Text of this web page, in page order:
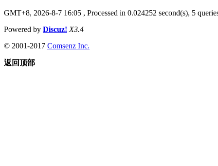
GMT+8, 2026-8-7 16:05 , Processed in 0.024252 second(s), 5
Powered by Discuz! X3.4
© 2001-2017 Comsenz Inc.
返回顶部